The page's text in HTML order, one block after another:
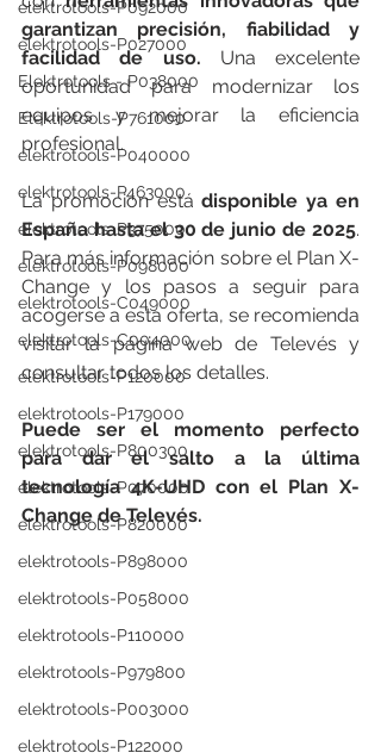
elektrotools-P092000
elektrotools-P027000
Elektrotools - P038000
Elektrotools-P761000
elektrotools-P040000
elektrotools-P463000
elektrotools-P375000
elektrotools-P098000
elektrotools-C049000
elektrotools-C004000
elektrotools-P120000
elektrotools-P179000
elektrotools-P800300
elektrotools-P070000
elektrotools-P820000
elektrotools-P898000
elektrotools-P058000
elektrotools-P110000
elektrotools-P979800
elektrotools-P003000
elektrotools-P122000
garantizan precisión, fiabilidad y
facilidad de uso. Una excelente
oportunidad para modernizar los
equipos y mejorar la eficiencia
profesional.
La promoción está disponible ya en
España hasta el 30 de junio de 2025.
Para más información sobre el Plan X-
Change y los pasos a seguir para
acogerse a esta oferta, se recomienda
visitar la página web de Televés y
consultar todos los detalles.
Puede ser el momento perfecto
para dar el salto a la última
tecnología 4K-UHD con el Plan X-
Change de Televés.